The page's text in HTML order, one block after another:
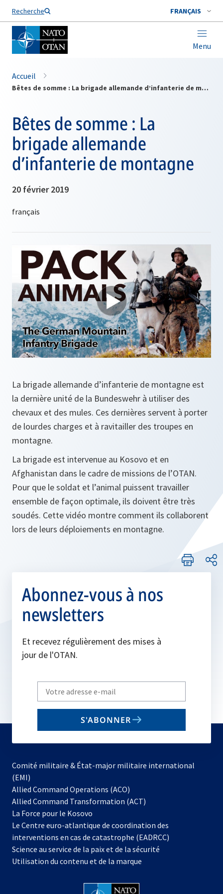
Recherche FRANÇAIS
Menu
Nom de famille*
Accueil
Bêtes de somme : La brigade allemande d’infanterie de montagne
Bêtes de somme : La
brigade allemande
d’infanterie de montagne
20 février 2019
La brigade allemande d’infanterie de montagne est
la dernière unité de la Bundeswehr à utiliser des
chevaux et des mules. Ces dernières servent à porter
de lourdes charges et à ravitailler des troupes en
montagne.
La brigade est intervenue au Kosovo et en
Afghanistan dans le cadre de missions de l’OTAN.
Pour que le soldat et l’animal puissent travailler
ensemble de façon optimale, ils doivent être très
soudés. Cette vidéo montre comment ils collaborent
lors de leurs déploiements en montagne.
Abonnez-vous à nos
newsletters
Et recevez régulièrement des mises à
jour de l'OTAN.
Write
your
email
S'ABONNER
Comité militaire & État-major militaire international
(EMI)
Allied Command Operations (ACO)
dans
nouvel
onglet
Allied Command Transformation (ACT)
La Force pour le Kosovo
dans
un
nouvel
onglet
Le Centre euro-atlantique de coordination des
interventions en cas de catastrophe (EADRCC)
Science au service de la paix et de la sécurité
Utilisation du contenu et de la marque